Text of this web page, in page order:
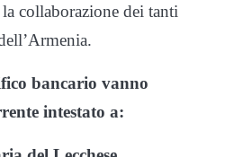
collaborazione dei tanti
bancario vanno
intestato a: